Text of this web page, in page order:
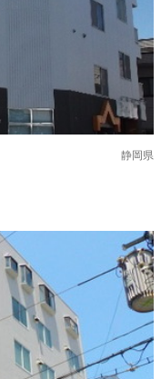
静岡県